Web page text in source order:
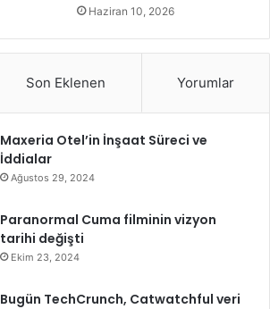
Haziran 10, 2026
Son Eklenen Yorumlar
Maxeria Otel’in İnşaat Süreci ve
İddialar
Ağustos 29, 2024
Paranormal Cuma filminin vizyon
tarihi değişti
Ekim 23, 2024
Bugün TechCrunch, Catwatchful veri